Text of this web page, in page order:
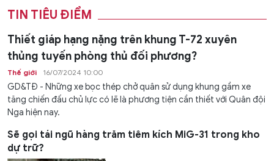
TIN TIÊU ĐIỂM
Thiết giáp hạng nặng trên khung T-72 xuyên
thủng tuyến phòng thủ đối phương?
Thế giới 16/07/2024 10:00
GD&TĐ - Những xe bọc thép chở quân sử dụng khung gầm xe
tăng chiến đấu chủ lực có lẽ là phương tiện cần thiết với Quân đội
Nga hiện nay.
Sẽ gọi tái ngũ hàng trăm tiêm kích MiG-31 trong kho
dự trữ?